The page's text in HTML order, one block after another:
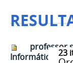
23
professor
Informática